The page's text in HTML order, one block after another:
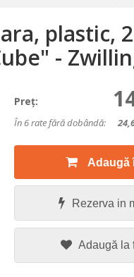
plastic,
-
Preţ:
În 6 rate fără dobândă:
Adaugă
Rezerva in
Adaugă la